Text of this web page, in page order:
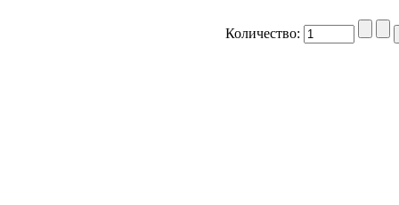
Количество: